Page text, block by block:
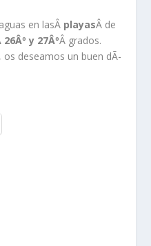
en lasÂ playasÂ de
26Âº y 27ÂºÂ grados.
, os deseamos un buen dÃ­